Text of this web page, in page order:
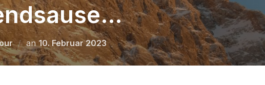
anVeröffentlicht
am
10. Februar 2023